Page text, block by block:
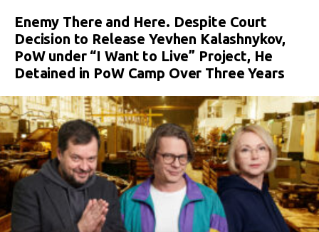
Enemy There and Here. Despite Court
Decision to Release Yevhen Kalashnykov,
PoW under “I Want to Live” Project, He
Detained in PoW Camp Over Three Years